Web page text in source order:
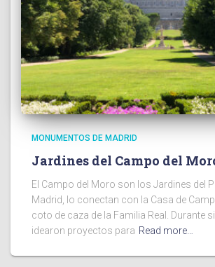
MONUMENTOS DE MADRID
Jardines del Campo del
El Campo del Moro son los Jardines del
Madrid, lo conectan con la Casa de
coto de caza de la Familia Real. Durante
idearon proyectos para Read more…